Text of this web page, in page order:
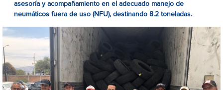
asesoría y acompañamiento en el adecuado manejo de
neumáticos fuera de uso (NFU), destinando 8.2 toneladas.